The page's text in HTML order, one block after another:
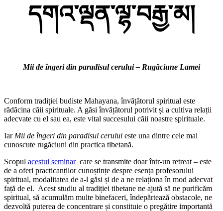
དགའ་ལྡན་ལྷ་བརྒྱ་མ།
Mii de îngeri din paradisul cerului – Rugăciune Lamei
Conform tradiției budiste Mahayana, învățătorul spiritual este
rădăcina căii spirituale. A găsi învățătorul potrivit și a cultiva relații
adecvate cu el sau ea, este vital succesului căii noastre spirituale.
Iar Mii de îngeri din paradisul cerului este una dintre cele mai
cunoscute rugăciuni din practica tibetană.
Scopul acestui seminarcare se transmite doar într-un retreat – este
de a oferi practicanților cunoștințe despre esența profesorului
spiritual, modalitatea de a-l găsi și de a ne relaționa în mod adecvat
față de el. Acest studiu al tradiției tibetane ne ajută să ne purificăm
spiritual, să acumulăm multe binefaceri, îndepărtează obstacole, ne
dezvoltă puterea de concentrare și constituie o pregătire importantă